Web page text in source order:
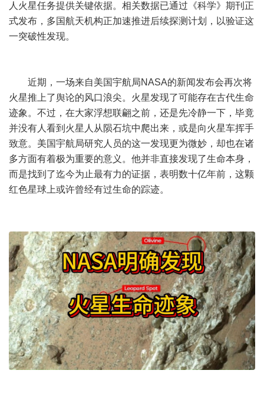
人火星任务提供关键依据。相关数据已通过《科学》期刊正
式发布，多国航天机构正加速推进后续探测计划，以验证这
一突破性发现。
近期，一场来自美国宇航局NASA的新闻发布会再次将
火星推上了舆论的风口浪尖。火星发现了可能存在古代生命
迹象。不过，在大家浮想联翩之前，还是先冷静一下，毕竟
并没有人看到火星人从陨石坑中爬出来，或是向火星车挥手
致意。美国宇航局研究人员的这一发现更为微妙，却也在诸
多方面有着极为重要的意义。他并非直接发现了生命本身，
而是找到了迄今为止最有力的证据，表明数十亿年前，这颗
红色星球上或许曾经有过生命的踪迹。